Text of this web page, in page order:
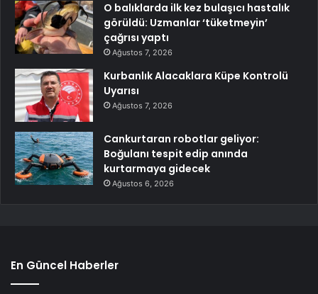
O balıklarda ilk kez bulaşıcı hastalık
görüldü: Uzmanlar ‘tüketmeyin’
çağrısı yaptı
Ağustos 7, 2026
Kurbanlık Alacaklara Küpe Kontrolü
Uyarısı
Ağustos 7, 2026
Cankurtaran robotlar geliyor:
Boğulanı tespit edip anında
kurtarmaya gidecek
Ağustos 6, 2026
En Güncel Haberler